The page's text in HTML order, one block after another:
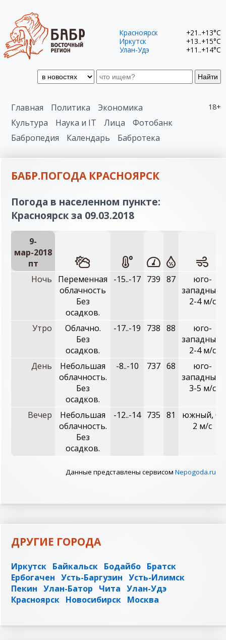
Найти
Красноярск
+21..+13°C
Иркутск
+13..+15°C
Улан-Удэ
+11..+14°C
18+
Главная Политика
Экономика
Культура
Наука и IT Лица
Фотобанк
Бабропедия
Календарь Бабротека
БАБР.ПОГОДА КРАСНОЯРСК
Погода в населенном пункте:
Красноярск за 09.03.2018
9-
мар-2018
пт
Ночь
Переменная
облачность
Без
осадков.
-15..-17 739 87
юго-
западный,
2-4 м/с
Утро
Облачно.
Без
осадков.
-17..-19 738 88
юго-
западный,
2-4 м/с
День
Небольшая
облачность.
Без
осадков.
-8..-10 737 68
юго-
западный,
3-5 м/с
Вечер
Небольшая
облачность.
Без
осадков.
-12..-14 735 81
южный, 0-
2 м/с
Данные представлены сервисом Nepogoda.ru
ДРУГИЕ ГОРОДА
Иркутск Байкальск Бодайбо Братск
Ербогачен Усть-Баргузин Усть-Илимск
Пекин Улан-Батор Чита Улан-Удэ
Красноярск Новосибирск Москва